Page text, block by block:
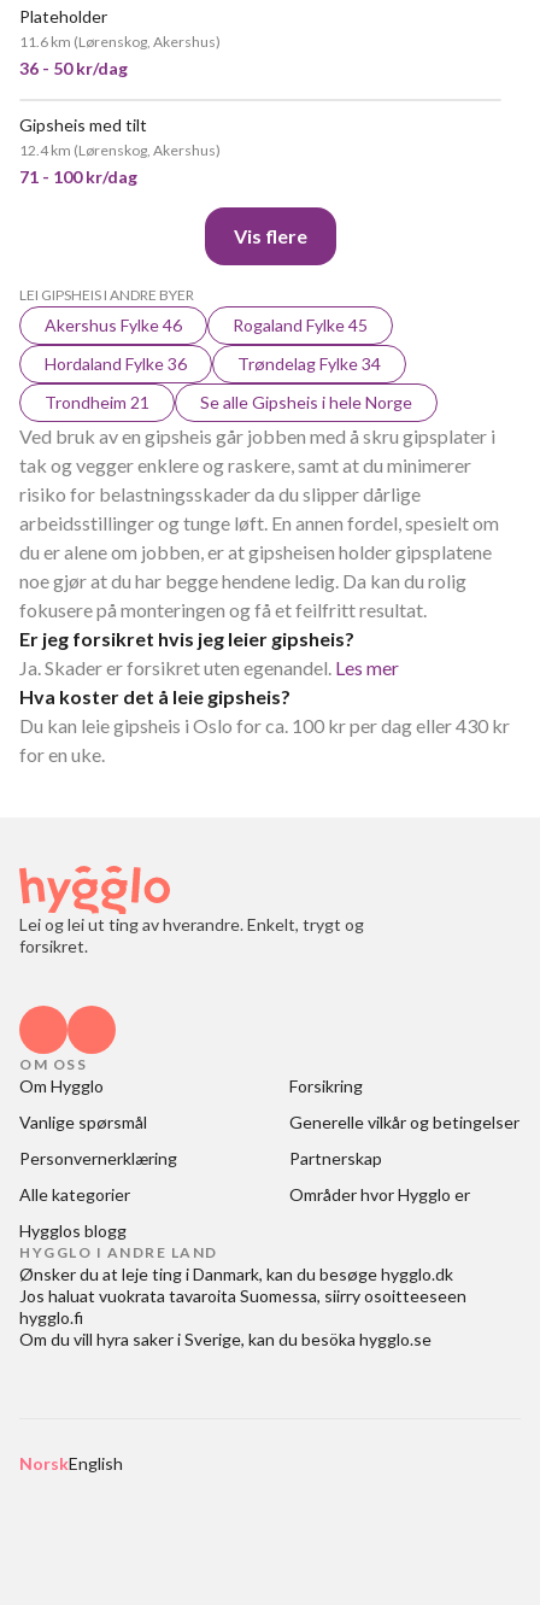
Plateholder
11.6 km (Lørenskog, Akershus)
36 - 50 kr/dag
Gipsheis med tilt
12.4 km (Lørenskog, Akershus)
71 - 100 kr/dag
Vis flere
LEI GIPSHEIS I ANDRE BYER
Akershus Fylke 46
Rogaland Fylke 45
Hordaland Fylke 36
Trøndelag Fylke 34
Trondheim 21
Se alle Gipsheis i hele Norge
Ved bruk av en gipsheis går jobben med å skru gipsplater i
tak og vegger enklere og raskere, samt at du minimerer
risiko for belastningsskader da du slipper dårlige
arbeidsstillinger og tunge løft. En annen fordel, spesielt om
du er alene om jobben, er at gipsheisen holder gipsplatene
noe gjør at du har begge hendene ledig. Da kan du rolig
fokusere på monteringen og få et feilfritt resultat.
Er jeg forsikret hvis jeg leier gipsheis?
Ja. Skader er forsikret uten egenandel. Les mer
Hva koster det å leie gipsheis?
Du kan leie gipsheis i Oslo for ca. 100 kr per dag eller 430 kr
for en uke.
Lei og lei ut ting av hverandre. Enkelt, trygt og
forsikret.
OM OSS
Om Hygglo
Forsikring
Vanlige spørsmål
Generelle vilkår og betingelser
Personvernerklæring
Partnerskap
Alle kategorier
Områder hvor Hygglo er
Hygglos blogg
HYGGLO I ANDRE LAND
Ønsker du at leje ting i Danmark, kan du besøgehygglo.dk
Jos haluat vuokrata tavaroita Suomessa, siirry osoitteeseen
hygglo.fi
Om du vill hyra saker i Sverige, kan du besöka hygglo.se
NorskEnglish